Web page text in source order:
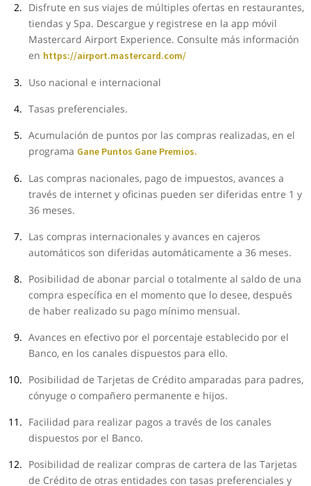
Disfrute en sus viajes de múltiples ofertas en restaurantes,
tiendas y Spa. Descargue y registrese en la app móvil
Mastercard Airport Experience. Consulte más información
en https://airport.mastercard.com/
Uso nacional e internacional
Tasas preferenciales.
Acumulación de puntos por las compras realizadas, en el
programa Gane Puntos Gane Premios.
Las compras nacionales, pago de impuestos, avances a
través de internet y oficinas pueden ser diferidas entre 1 y
36 meses.
Las compras internacionales y avances en cajeros
automáticos son diferidas automáticamente a 36 meses.
Posibilidad de abonar parcial o totalmente al saldo de una
compra específica en el momento que lo desee, después
de haber realizado su pago mínimo mensual.
Avances en efectivo por el porcentaje establecido por el
Banco, en los canales dispuestos para ello.
Posibilidad de Tarjetas de Crédito amparadas para padres,
cónyuge o compañero permanente e hijos.
Facilidad para realizar pagos a través de los canales
dispuestos por el Banco.
Posibilidad de realizar compras de cartera de las Tarjetas
de Crédito de otras entidades con tasas preferenciales y